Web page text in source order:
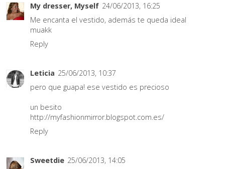
My dresser, Myself 24/06/2013, 16:25
Me encanta el vestido, además te queda ideal
muakk
Reply
Leticia 25/06/2013, 10:37
pero que guapa! ese vestido es precioso
un besito
http://myfashionmirror.blogspot.com.es/
Reply
Sweetdie 25/06/2013, 14:05